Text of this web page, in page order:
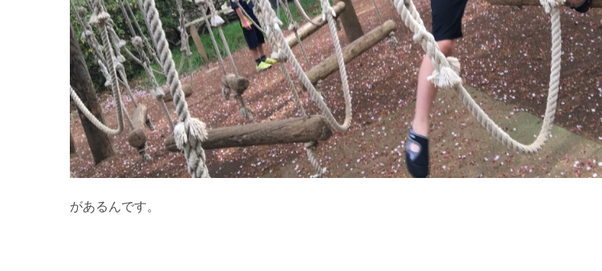
があるんです。